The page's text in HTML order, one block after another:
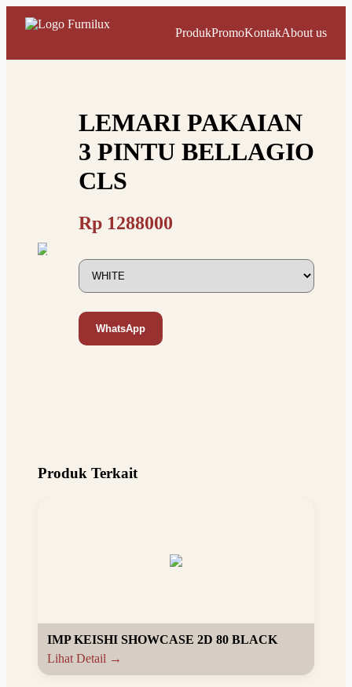
ProdukPromoKontakAbout us
LEMARI PAKAIAN
3 PINTU BELLAGIO
CLS
Rp 1288000
WhatsApp
Produk Terkait
IMP KEISHI SHOWCASE 2D 80 BLACK
Lihat Detail →